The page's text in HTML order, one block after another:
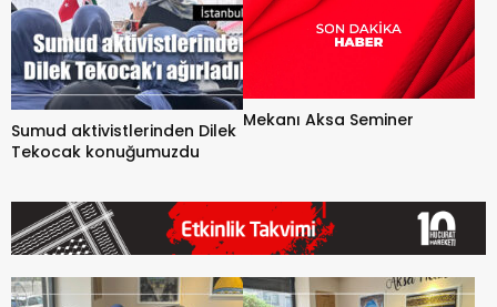
Sumud aktivistlerinden Dilek
Tekocak konuğumuzdu
Mekanı Aksa Seminer